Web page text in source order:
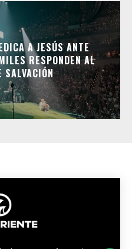
A JESÚS ANTE
RESPONDEN AL
SALVACIÓN